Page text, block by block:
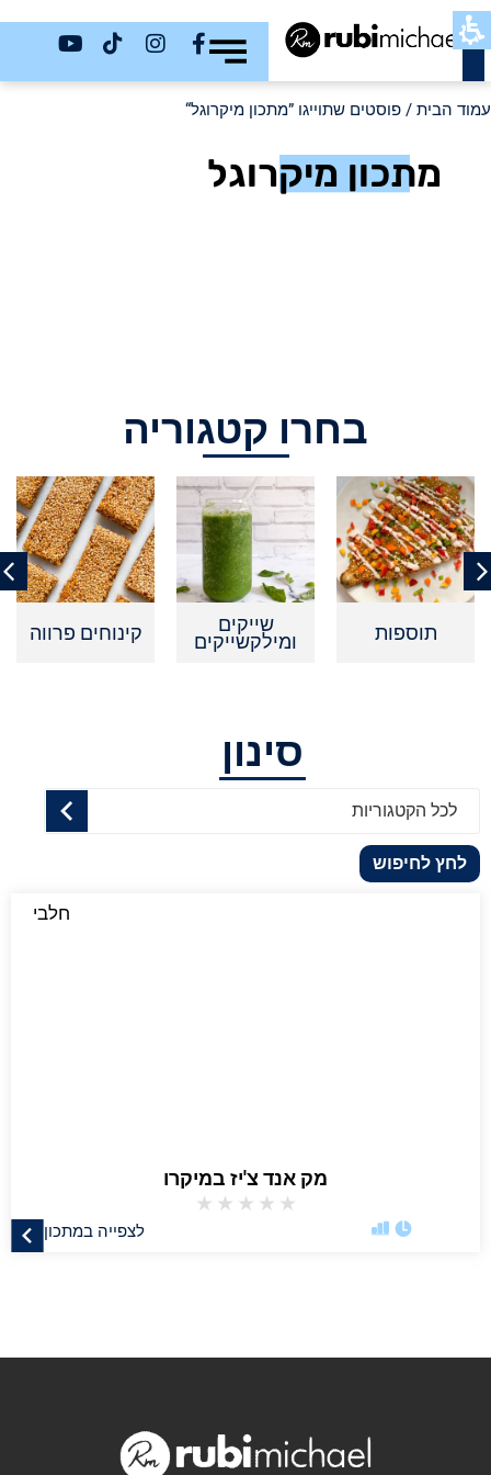
כשר
עמוד הבית / פוסטים שתוייגו ”מתכון מיקרוגל“
מתכון מיקרוגל
בחרו קטגוריה
תוספות שייקים
ומילקשייקים קינוחים פרווה
סינון
לכל הקטגוריות
לחץ לחיפוש
חלבי
מק אנד צ'יז במיקרו
★
★
★
★
★
לצפייה במתכון